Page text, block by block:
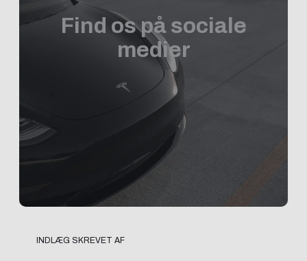
Find os på sociale
medier
INDLÆG SKREVET AF